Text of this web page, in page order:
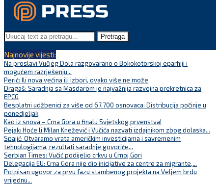
Pretraga
Najnovije vijesti:
Na proslavi Vučjeg Dola razgovarano o Bokokotorskoj eparhiji i
mogućem razrješenju...
Perić: Ili nova većina ili izbori, ovako više ne može
Dragaš: Saradnja sa Masdarom je najvažnija razvojna prekretnica za
EPCG
Besplatni udžbenici za više od 67.700 osnovaca: Distribucija počinje u
ponedjeljak
Kao iz snova – Crna Gora u finalu Svjetskog prvenstva!
Pejak: Hoće li Milan Knežević i Vučića nazvati izdajnikom zbog dolaska...
Spajić: Otvaramo vrata američkim investicijama i savremenim
tehnologijama, rezultati saradnje govoriće...
Serbian Times: Vučić podijelio crkvu u Crnoj Gori
Delegacija EU: Crna Gora nije dio inicijative za centre za migrante,...
Potpisan ugovor za prvu fazu stambenog projekta na Veljem brdu
vrijednu...